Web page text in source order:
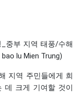
중부 지역 태풍/수해
lu Mien Trung)
지역 주민들에게 희
데 크게 기여할 것이